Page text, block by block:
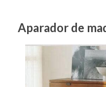
Aparador de